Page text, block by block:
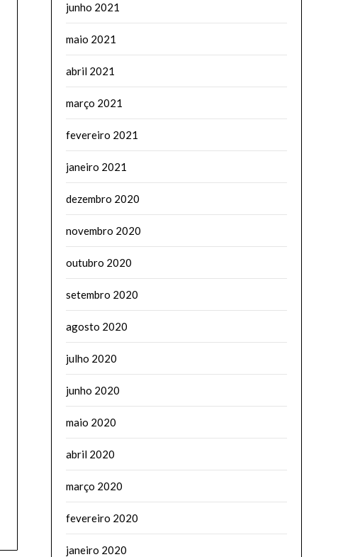
junho 2021
maio 2021
abril 2021
março 2021
fevereiro 2021
janeiro 2021
dezembro 2020
novembro 2020
outubro 2020
setembro 2020
agosto 2020
julho 2020
junho 2020
maio 2020
abril 2020
março 2020
fevereiro 2020
janeiro 2020